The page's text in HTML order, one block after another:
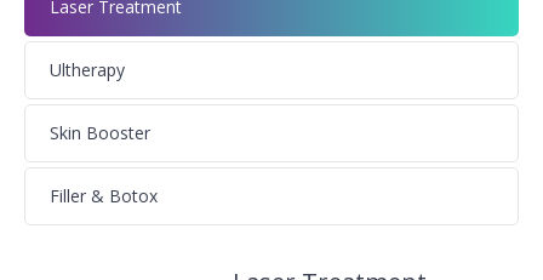
Laser Treatment
Ultherapy
Skin Booster
Filler & Botox